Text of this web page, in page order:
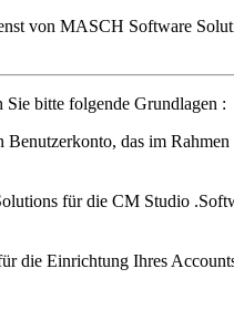
von MASCH Software
bitte folgende Grundlagen :
das im Rahmen
für die CM Studio
die Einrichtung Ihres